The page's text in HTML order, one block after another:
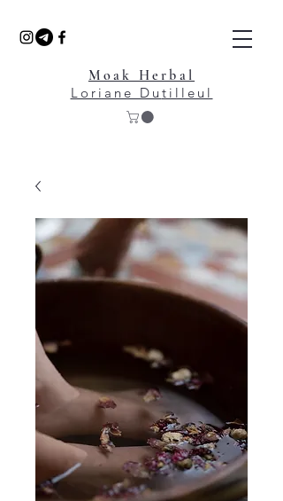
Moak Herbal
Loriane Dutilleul